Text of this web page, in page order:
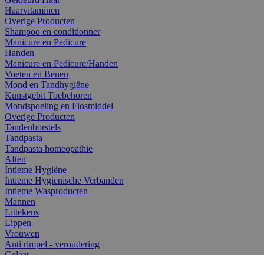
Haarvitaminen
Overige Producten
Shampoo en conditionner
Manicure en Pedicure
Handen
Manicure en Pedicure/Handen
Voeten en Benen
Mond en Tandhygiëne
Kunstgebit Toebehoren
Mondspoeling en Flosmiddel
Overige Producten
Tandenborstels
Tandpasta
Tandpasta homeopathie
Aften
Intieme Hygiëne
Intieme Hygienische Verbanden
Intieme Wasproducten
Mannen
Littekens
Lippen
Vrouwen
Anti rimpel - veroudering